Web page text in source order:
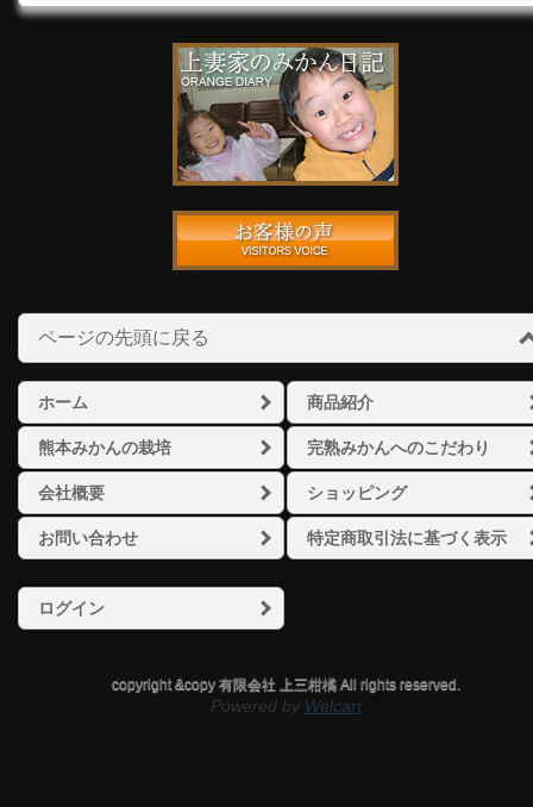
ページの先頭に戻る
ホーム 商品紹介
熊本みかんの栽培 完熟みかんへのこだわり
会社概要 ショッピング
お問い合わせ 特定商取引法に基づく表示
ログイン
copyright &copy 有限会社 上三柑橘 All rights reserved.
Powered by Welcart